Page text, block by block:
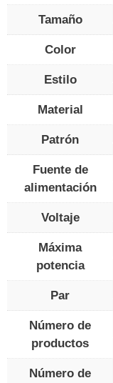
Tamaño
Color
Estilo
Material
Patrón
Fuente de
alimentación
Voltaje
Máxima
potencia
Par
Número de
productos
Número de